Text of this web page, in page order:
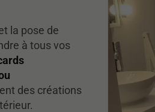
la pose de
à tous vos
des créations